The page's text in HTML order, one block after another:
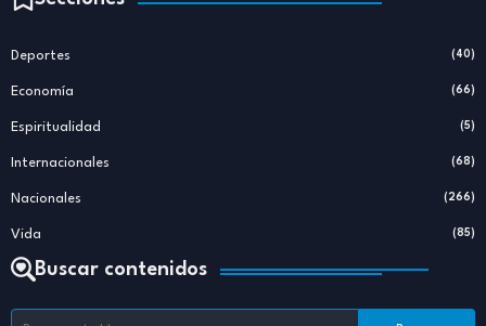
Deportes (40)
Economía (66)
Espiritualidad (5)
Internacionales (68)
Nacionales (266)
Vida (85)
Buscar contenidos